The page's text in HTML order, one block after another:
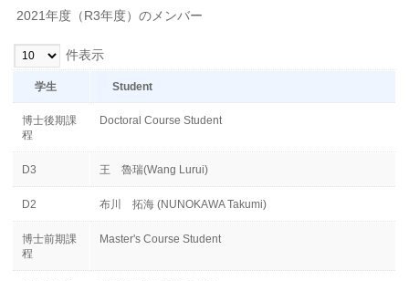
2021年度（R3年度）のメンバー
件表示
学生 Student
博士後期課
程
Doctoral Course Student
D3 王 魯瑞(Wang Lurui)
D2 布川 拓海 (NUNOKAWA Takumi)
博士前期課
程
Master's Course Student